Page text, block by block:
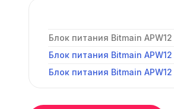
Блок питания Bitmain APW12
Блок питания Bitmain APW12
Блок питания Bitmain APW12